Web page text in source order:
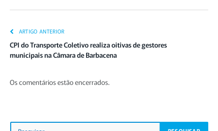
ARTIGO ANTERIOR
CPI do Transporte Coletivo realiza oitivas de gestores
municipais na Câmara de Barbacena
Os comentários estão encerrados.